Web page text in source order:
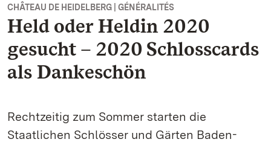
CHÂTEAU DE HEIDELBERG | GÉNÉRALITÉS
Held oder Heldin 2020
gesucht – 2020 Schlosscards
als Dankeschön
Rechtzeitig zum Sommer starten die
Staatlichen Schlösser und Gärten Baden-